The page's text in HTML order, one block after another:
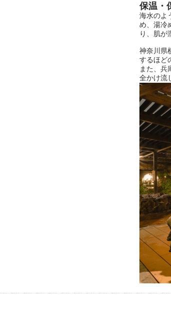
ニフテ
は、そ
きをプ
とがで
おふろ
別なひ
料」で
お湯で
い師さ
ぐして
保温・
海水のよ
め、湯冷
り、肌が
神奈川県
するほど
また、兵
全かけ流